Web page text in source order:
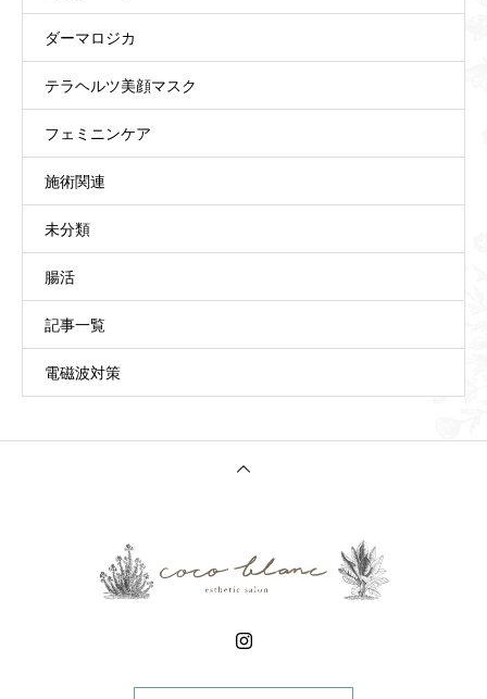
ダーマロジカ
テラヘルツ美顔マスク
フェミニンケア
施術関連
未分類
腸活
記事一覧
電磁波対策